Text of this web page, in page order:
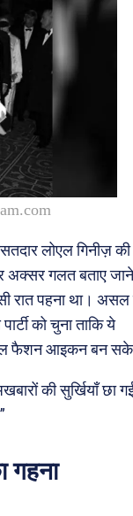
लोएल गिनीज़ की
अक्सर गलत बताए जाने
रात पहना था। असल
को चुना ताकि ये
फैशन आइकन बन
की सुर्खियाँ छा